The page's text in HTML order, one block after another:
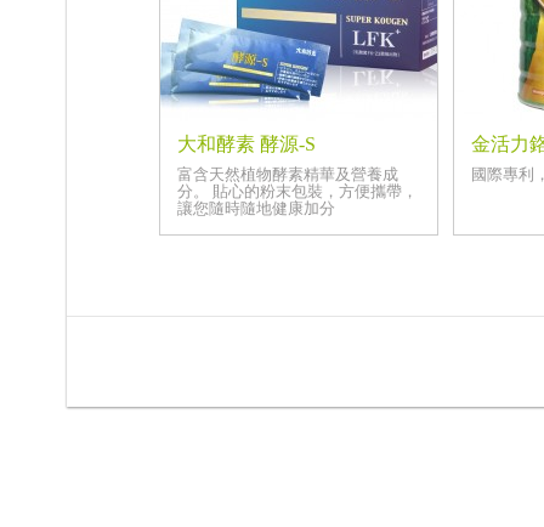
大和酵素 酵源-S
富含天然植物酵素精華及營養成
分。 貼心的粉末包裝，方便攜帶，
讓您隨時隨地健康加分
金活力
國際專利